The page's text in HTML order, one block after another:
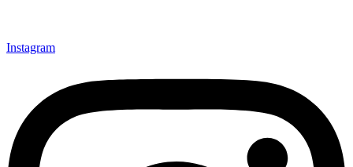
Instagram